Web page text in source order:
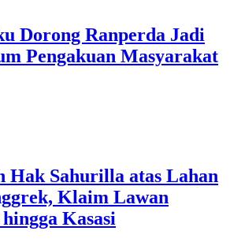
Dorong Ranperda Jadi
Pengakuan Masyarakat
Hak Sahurilla atas Lahan
Klaim Lawan
Kasasi